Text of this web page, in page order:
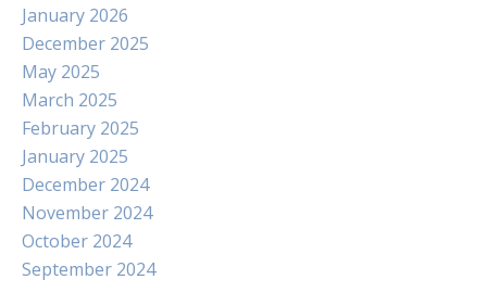
January 2026
December 2025
May 2025
March 2025
February 2025
January 2025
December 2024
November 2024
October 2024
September 2024